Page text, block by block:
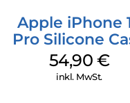
Apple iPhone
Pro Silicone
MagSafe Black
54,90 €
inkl. MwSt.